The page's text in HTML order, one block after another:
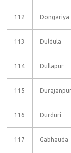
112 Dongariya
113 Duldula
114 Dullapur
115
116 Durduri
117 Gabhauda